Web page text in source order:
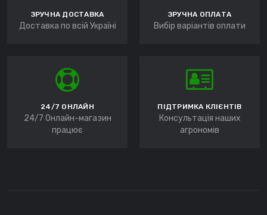
ЗРУЧНА ДОСТАВКА
Доставка по всій Україні
ЗРУЧНА ОПЛАТА
Вибір варіантів оплати
24/7 ОНЛАЙН
24/7 Онлайн-магазин
працює
ПІДТРИМКА КЛІЄНТІВ
Консультація наших
агрономів